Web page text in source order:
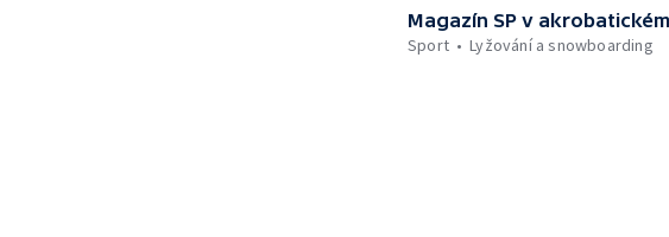
Magazín SP v
Sport
Lyžování a snowboarding